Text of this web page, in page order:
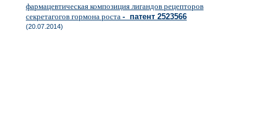
фармацевтическая композиция лигандов рецепторов
секретагогов гормона роста - патент 2523566
(20.07.2014)